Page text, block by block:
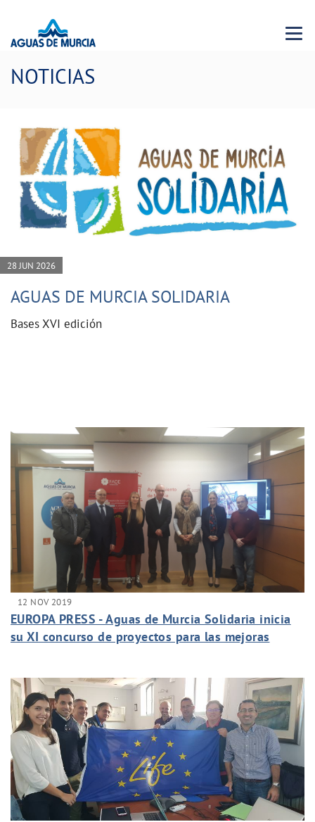
Menu
NOTICIAS
28 JUN 2026
AGUAS DE MURCIA SOLIDARIA
Bases XVI edición
12 NOV 2019
EUROPA PRESS - Aguas de Murcia Solidaria inicia
su XI concurso de proyectos para las mejoras